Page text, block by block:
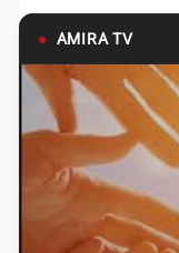
● AMIRA TV